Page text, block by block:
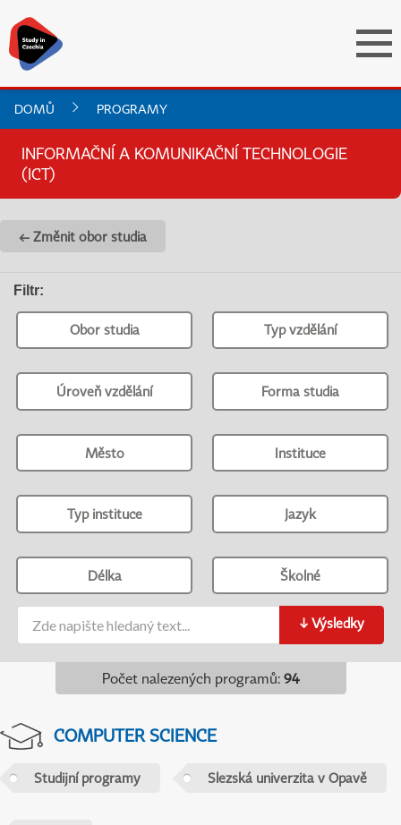
DOMŮ PROGRAMY
INFORMAČNÍ A KOMUNIKAČNÍ TECHNOLOGIE
(ICT)
← Změnit obor studia
Filtr:
Obor studia Typ vzdělání
Úroveň vzdělání Forma studia
Město Instituce
Typ instituce Jazyk
Délka Školné
↓ Výsledky
Počet nalezených programů: 94
COMPUTER SCIENCE
Studijní programy Slezská univerzita v Opavě